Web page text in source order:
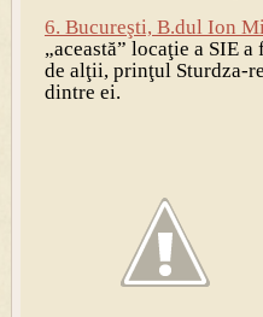
6. Bucureşti, B.dul Ion
„această” locaţie a SIE
de alţii, prinţul Sturdza-
dintre ei.